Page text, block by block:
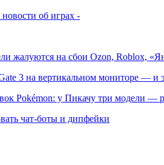
об играх -
жалуются на сбои Ozon, Roblox,
3 на вертикальном мониторе — и
Pokémon: у Пикачу три модели —
чат-боты и дипфейки